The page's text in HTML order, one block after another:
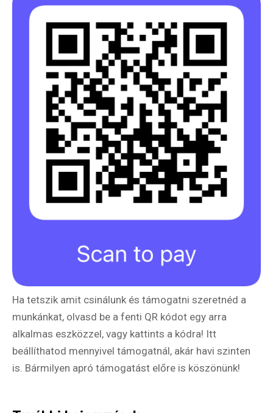
Feliratkozom
Felhasználási feltételek
Ha tetszik amit csinálunk és támogatni szeretnéd a
munkánkat, olvasd be a fenti QR kódot egy arra
alkalmas eszközzel, vagy kattints a kódra! Itt
beállíthatod mennyivel támogatnál, akár havi szinten
is. Bármilyen apró támogatást előre is köszönünk!